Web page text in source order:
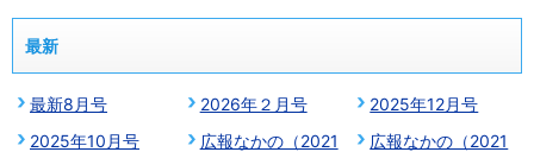
最新
最新8月号 2026年２月号
2025年12月号
2025年10月号
広報なかの（2021
広報なかの（2021